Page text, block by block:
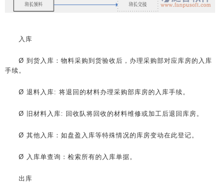
入库
Ø 到货入库：物料采购到货验收后，办理采购部对应库房的入库
手续。
Ø 退料入库: 将退回的材料办理采购部库房的入库手续。
Ø 旧材料入库: 回收队将回收的材料维修或加工后退回库房。
Ø 其他入库：如盘盈入库等特殊情况的库房变动在此登记。
Ø 入库单查询：检索所有的入库单据。
出库